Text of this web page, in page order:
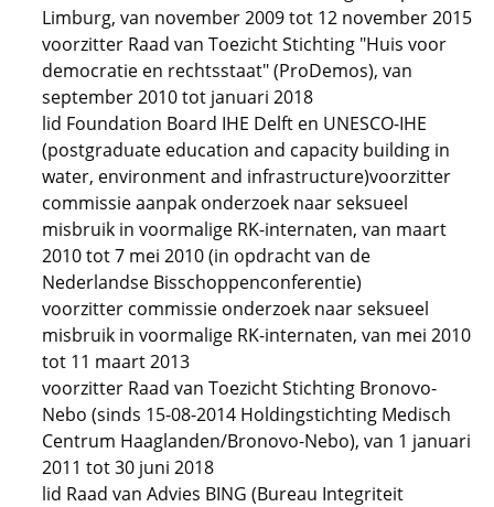
Limburg, van november 2009 tot 12 november 2015
voorzitter Raad van Toezicht Stichting "Huis voor
democratie en rechtsstaat" (ProDemos), van
september 2010 tot januari 2018
lid Foundation Board IHE Delft en UNESCO-IHE
(postgraduate education and capacity building in
water, environment and infrastructure)voorzitter
commissie aanpak onderzoek naar seksueel
misbruik in voormalige RK-internaten, van maart
2010 tot 7 mei 2010 (in opdracht van de
Nederlandse Bisschoppenconferentie)
voorzitter commissie onderzoek naar seksueel
misbruik in voormalige RK-internaten, van mei 2010
tot 11 maart 2013
voorzitter Raad van Toezicht Stichting Bronovo-
Nebo (sinds 15-08-2014 Holdingstichting Medisch
Centrum Haaglanden/Bronovo-Nebo), van 1 januari
2011 tot 30 juni 2018
lid Raad van Advies BING (Bureau Integriteit